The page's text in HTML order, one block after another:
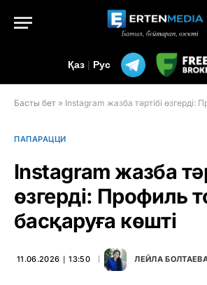
Қаз | Рус
Басты бет » Instagram жазба тәртібі өзгерді:
ПАПАРАЦЦИ
Instagram жазба
өзгерді: Профиль
басқаруға көшті
11.06.2026 ∣ 13:50 ЛЕЙЛА